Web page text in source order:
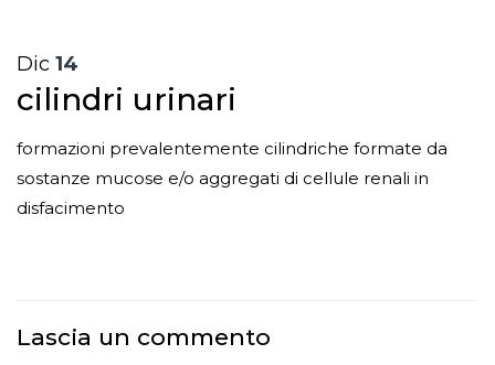
Dic 14
cilindri urinari
formazioni prevalentemente cilindriche formate da
sostanze mucose e/o aggregati di cellule renali in
disfacimento
Lascia un commento